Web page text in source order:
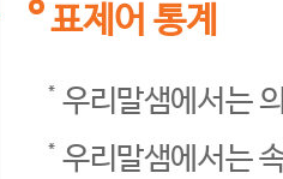
표제어 통계
우리말샘에서는
우리말샘에서는